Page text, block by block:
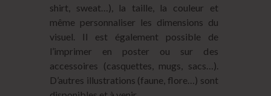
shirt, sweat…), la taille, la couleur et
même personnaliser les dimensions du
visuel. Il est également possible de
l’imprimer en poster ou sur des
accessoires (casquettes, mugs, sacs…).
D’autres illustrations (faune, flore…) sont